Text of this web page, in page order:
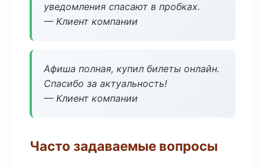
уведомления спасают в пробках.
— Клиент компании
Афиша полная, купил билеты онлайн.
Спасибо за актуальность!
— Клиент компании
Часто задаваемые вопросы